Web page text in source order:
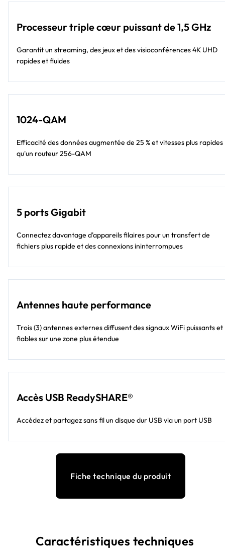
Processeur triple cœur puissant de 1,5 GHz
Garantit un streaming, des jeux et des visioconférences 4K UHD
rapides et fluides
1024-QAM
Efficacité des données augmentée de 25 % et vitesses plus rapides
qu'un routeur 256-QAM
5 ports Gigabit
Connectez davantage d'appareils filaires pour un transfert de
fichiers plus rapide et des connexions ininterrompues
Antennes haute performance
Trois (3) antennes externes diffusent des signaux WiFi puissants et
fiables sur une zone plus étendue
Accès USB ReadySHARE®
Accédez et partagez sans fil un disque dur USB via un port USB
Fiche technique du produit
Caractéristiques techniques